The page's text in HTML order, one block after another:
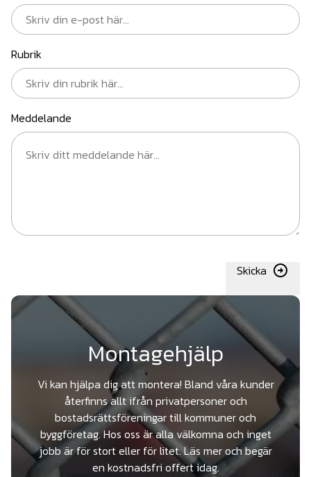
Rubrik
Meddelande
Skicka
Montagehjälp
Vi kan hjälpa dig att montera! Bland våra kunder
återfinns allt ifrån privatpersoner och
bostadsrättsföreningar till kommuner och
byggföretag. Hos oss är alla välkomna och inget
jobb är för stort eller för litet. Läs mer och begär
en kostnadsfri offert idag.